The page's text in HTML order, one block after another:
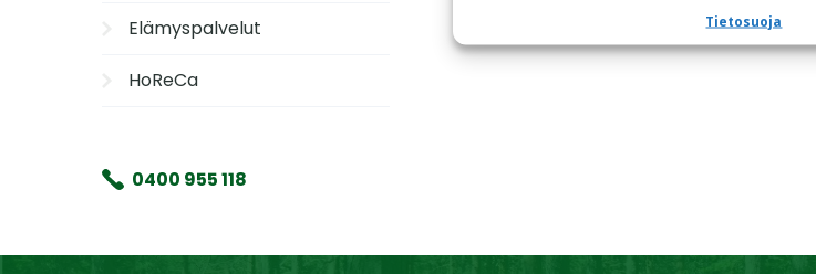
Tietosuoja
Elämyspalvelut
HoReCa
0400 955 118